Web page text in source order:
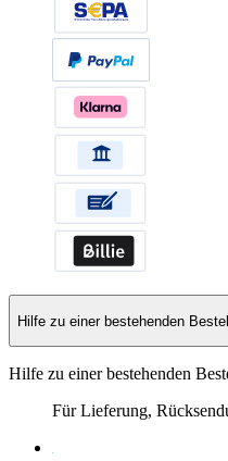
Hilfe zu einer bestehenden
Hilfe zu einer bestehenden
Für Lieferung,